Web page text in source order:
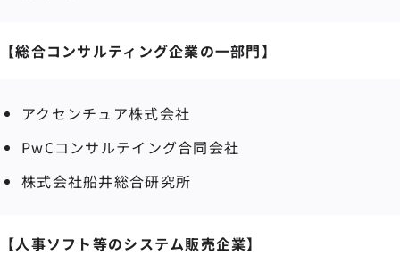
【総合コンサルティング企業の一部門】
アクセンチュア株式会社
PwCコンサルテイング合同会社
株式会社船井総合研究所
【人事ソフト等のシステム販売企業】